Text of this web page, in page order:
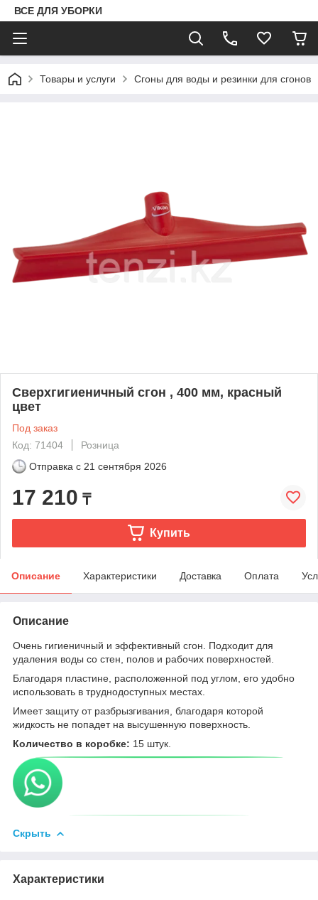
ВСЕ ДЛЯ УБОРКИ
Товары и услуги Сгоны для воды и резинки для сгонов
Сверхгигиеничный сгон , 400 мм, красный
цвет
Под заказ
Код: 71404
Розница
Отправка с 21 сентября 2026
17 210 ₸
Купить
Описание Характеристики Доставка Оплата
Описание
Очень гигиеничный и эффективный сгон. Подходит для
удаления воды со стен, полов и рабочих поверхностей.
Благодаря пластине, расположенной под углом, его удобно
использовать в труднодоступных местах.
Имеет защиту от разбрызгивания, благодаря которой
жидкость не попадет на высушенную поверхность.
Количество в коробке: 15 штук.
Скрыть
Характеристики